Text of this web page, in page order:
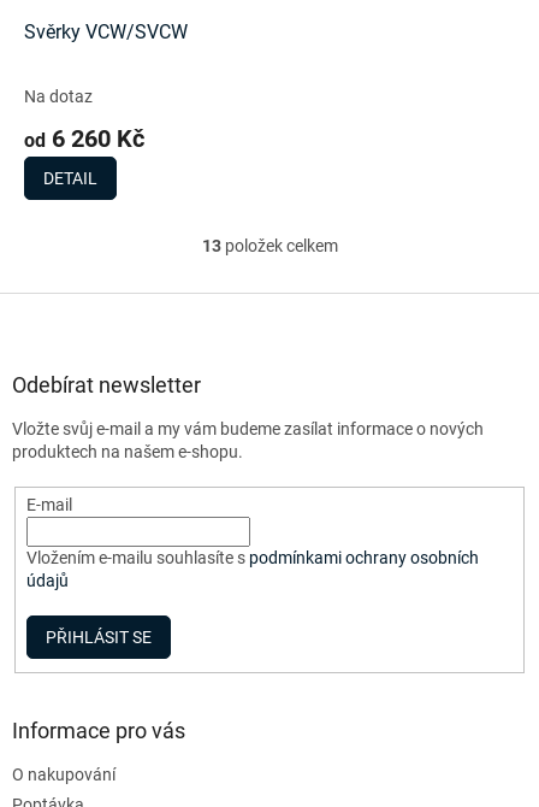
Svěrky VCW/SVCW
Na dotaz
od 6 260 Kč
DETAIL
O
l
p
v
v
u
13položek celkem
Odebírat newsletter
Vložte svůj e-mail a my vám budeme zasílat informace o nových
produktech na našem e-shopu.
E-mail
Vložením e-mailu souhlasíte s podmínkami ochrany osobních
údajů
PŘIHLÁSIT SE
Informace pro vás
O nakupování